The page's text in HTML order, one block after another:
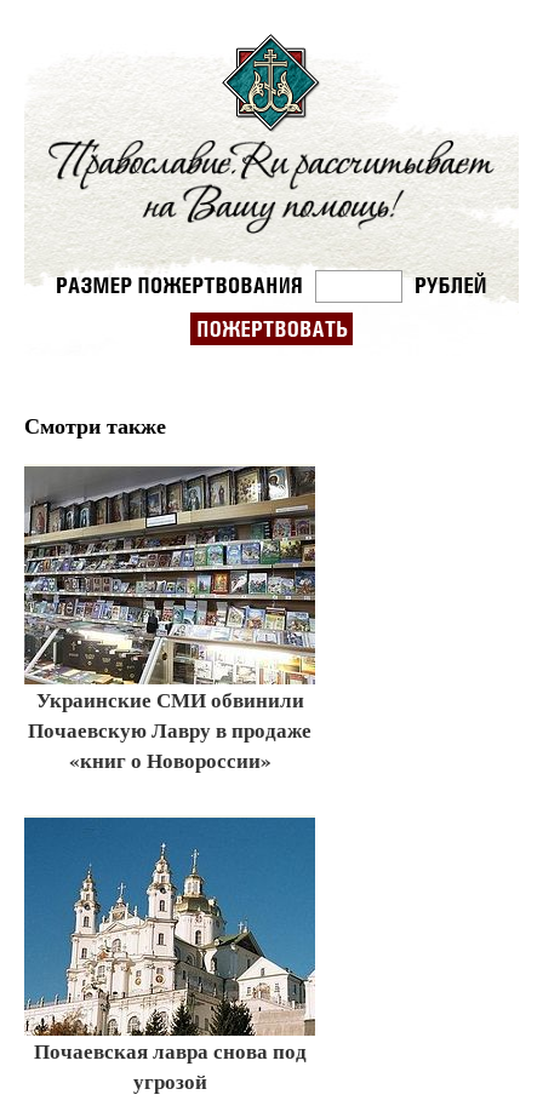
Смотри также
Украинские СМИ обвинили
Почаевскую Лавру в продаже
«книг о Новороссии»
Почаевская лавра снова под
угрозой